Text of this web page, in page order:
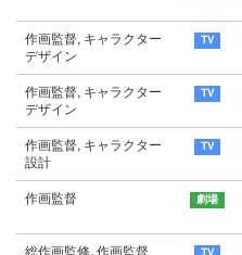
作画監督, キャラクター
デザイン
作画監督, キャラクター
デザイン
作画監督, キャラクター
設計
作画監督
総作画監修, 作画監督